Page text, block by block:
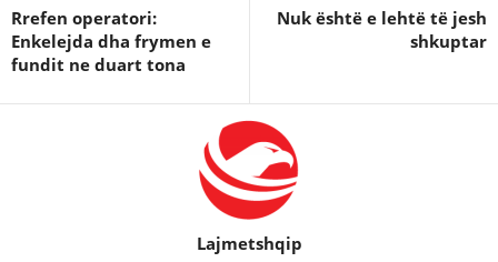
Rrefen operatori:
Enkelejda dha frymen e
fundit ne duart tona
Nuk është e lehtë të jesh
shkuptar
Lajmetshqip